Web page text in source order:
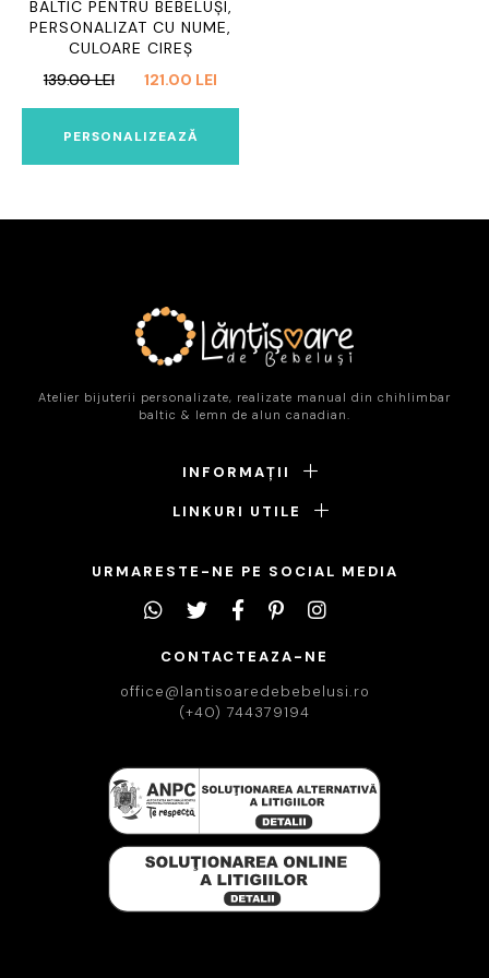
BALTIC PENTRU BEBELUȘI,
PERSONALIZAT CU NUME,
CULOARE CIREȘ
139.00LEI
PREȚUL
121.00 LEI
PERSONALIZEAZĂ
Atelier bijuterii personalizate, realizate manual din chihlimbar
baltic & lemn de alun canadian.
INFORMAȚII
LINKURI UTILE
URMARESTE-NE PE SOCIAL MEDIA
CONTACTEAZA-NE
office@lantisoaredebebelusi.ro
(+40) 744379194